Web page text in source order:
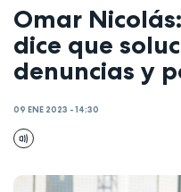
Omar
dice que
denuncias y
09 ENE 2023 - 14:30